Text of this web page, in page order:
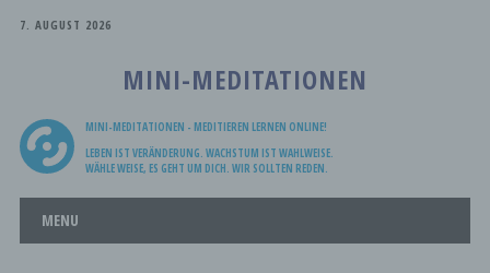
7. AUGUST 2026
MINI-MEDITATIONEN
MINI-MEDITATIONEN - MEDITIEREN LERNEN ONLINE!
LEBEN IST VERÄNDERUNG. WACHSTUM IST WAHLWEISE.
WÄHLE WEISE, ES GEHT UM DICH. WIR SOLLTEN REDEN.
Main menu
MENU